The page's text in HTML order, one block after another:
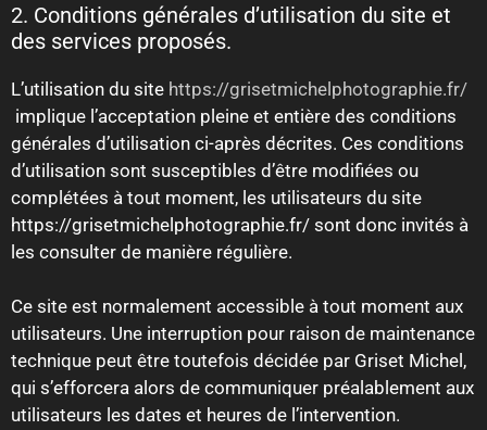
2. Conditions générales d’utilisation du site et
des services proposés.
L’utilisation du site https://grisetmichelphotographie.fr/
implique l’acceptation pleine et entière des conditions
générales d’utilisation ci-après décrites. Ces conditions
d’utilisation sont susceptibles d’être modifiées ou
complétées à tout moment, les utilisateurs du site
https://grisetmichelphotographie.fr/ sont donc invités à
les consulter de manière régulière.
Ce site est normalement accessible à tout moment aux
utilisateurs. Une interruption pour raison de maintenance
technique peut être toutefois décidée par Griset Michel,
qui s’efforcera alors de communiquer préalablement aux
utilisateurs les dates et heures de l’intervention.